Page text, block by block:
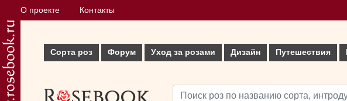
О проекте Контакты
Сорта роз Форум Уход за розами Дизайн Путешествия